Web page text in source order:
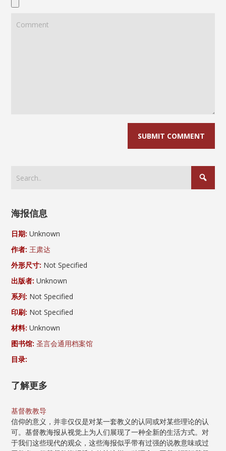
海报信息
日期: Unknown
作者: 王肃达
外形尺寸: Not Specified
出版者: Unknown
系列: Not Specified
印刷: Not Specified
材料: Unknown
图书馆: 圣言会通用档案馆
目录:
了解更多
基督教教导
信仰的意义，并非仅仅是对某一套教义的认同或对某些理论的认
可。基督教海报从视觉上为人们展现了一种全新的生活方式。对
于我们这些现代的观众，这些海报似乎带有过强的说教意味或过